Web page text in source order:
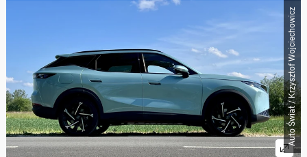
Auto Świat / Krzysztof Wojciechowicz